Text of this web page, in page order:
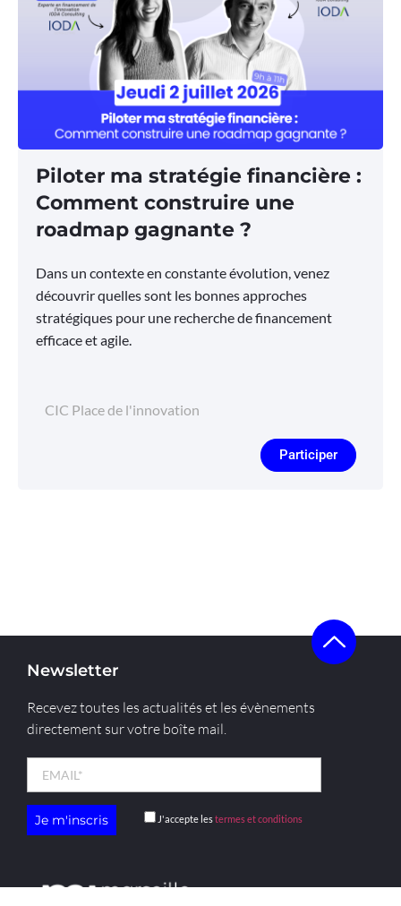
Piloter ma stratégie financière :
Comment construire une
roadmap gagnante ?
Dans un contexte en constante évolution, venez
découvrir quelles sont les bonnes approches
stratégiques pour une recherche de financement
efficace et agile.
CIC Place de l'innovation
Participer
Newsletter
Recevez toutes les actualités et les évènements
directement sur votre boîte mail.
J'accepte lestermes et conditions